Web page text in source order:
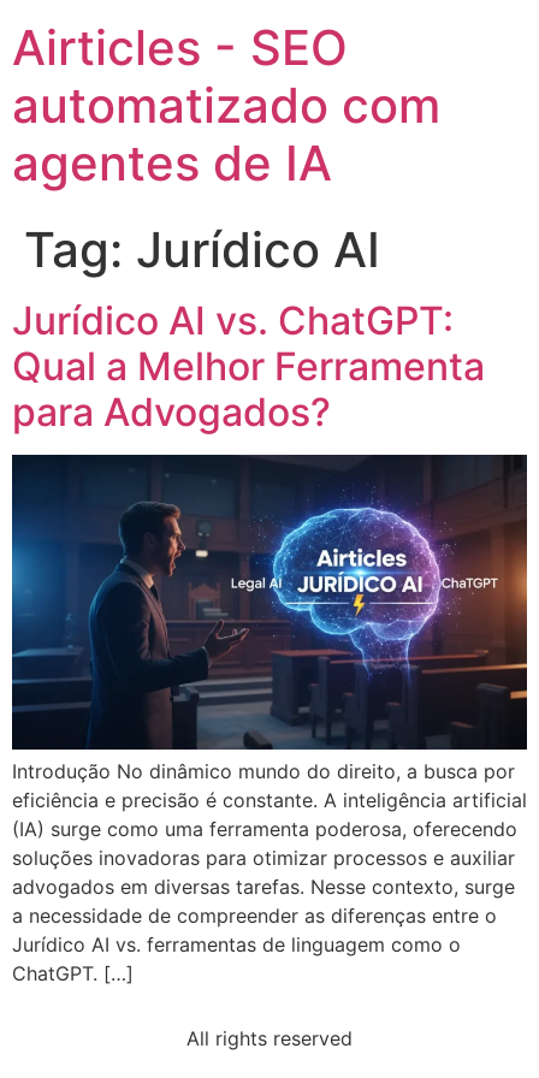
Airticles - SEO
automatizado com
agentes de IA
Tag: Jurídico AI
Jurídico AI vs. ChatGPT:
Qual a Melhor Ferramenta
para Advogados?
Introdução No dinâmico mundo do direito, a busca por
eficiência e precisão é constante. A inteligência artificial
(IA) surge como uma ferramenta poderosa, oferecendo
soluções inovadoras para otimizar processos e auxiliar
advogados em diversas tarefas. Nesse contexto, surge
a necessidade de compreender as diferenças entre o
Jurídico AI vs. ferramentas de linguagem como o
ChatGPT. […]
All rights reserved